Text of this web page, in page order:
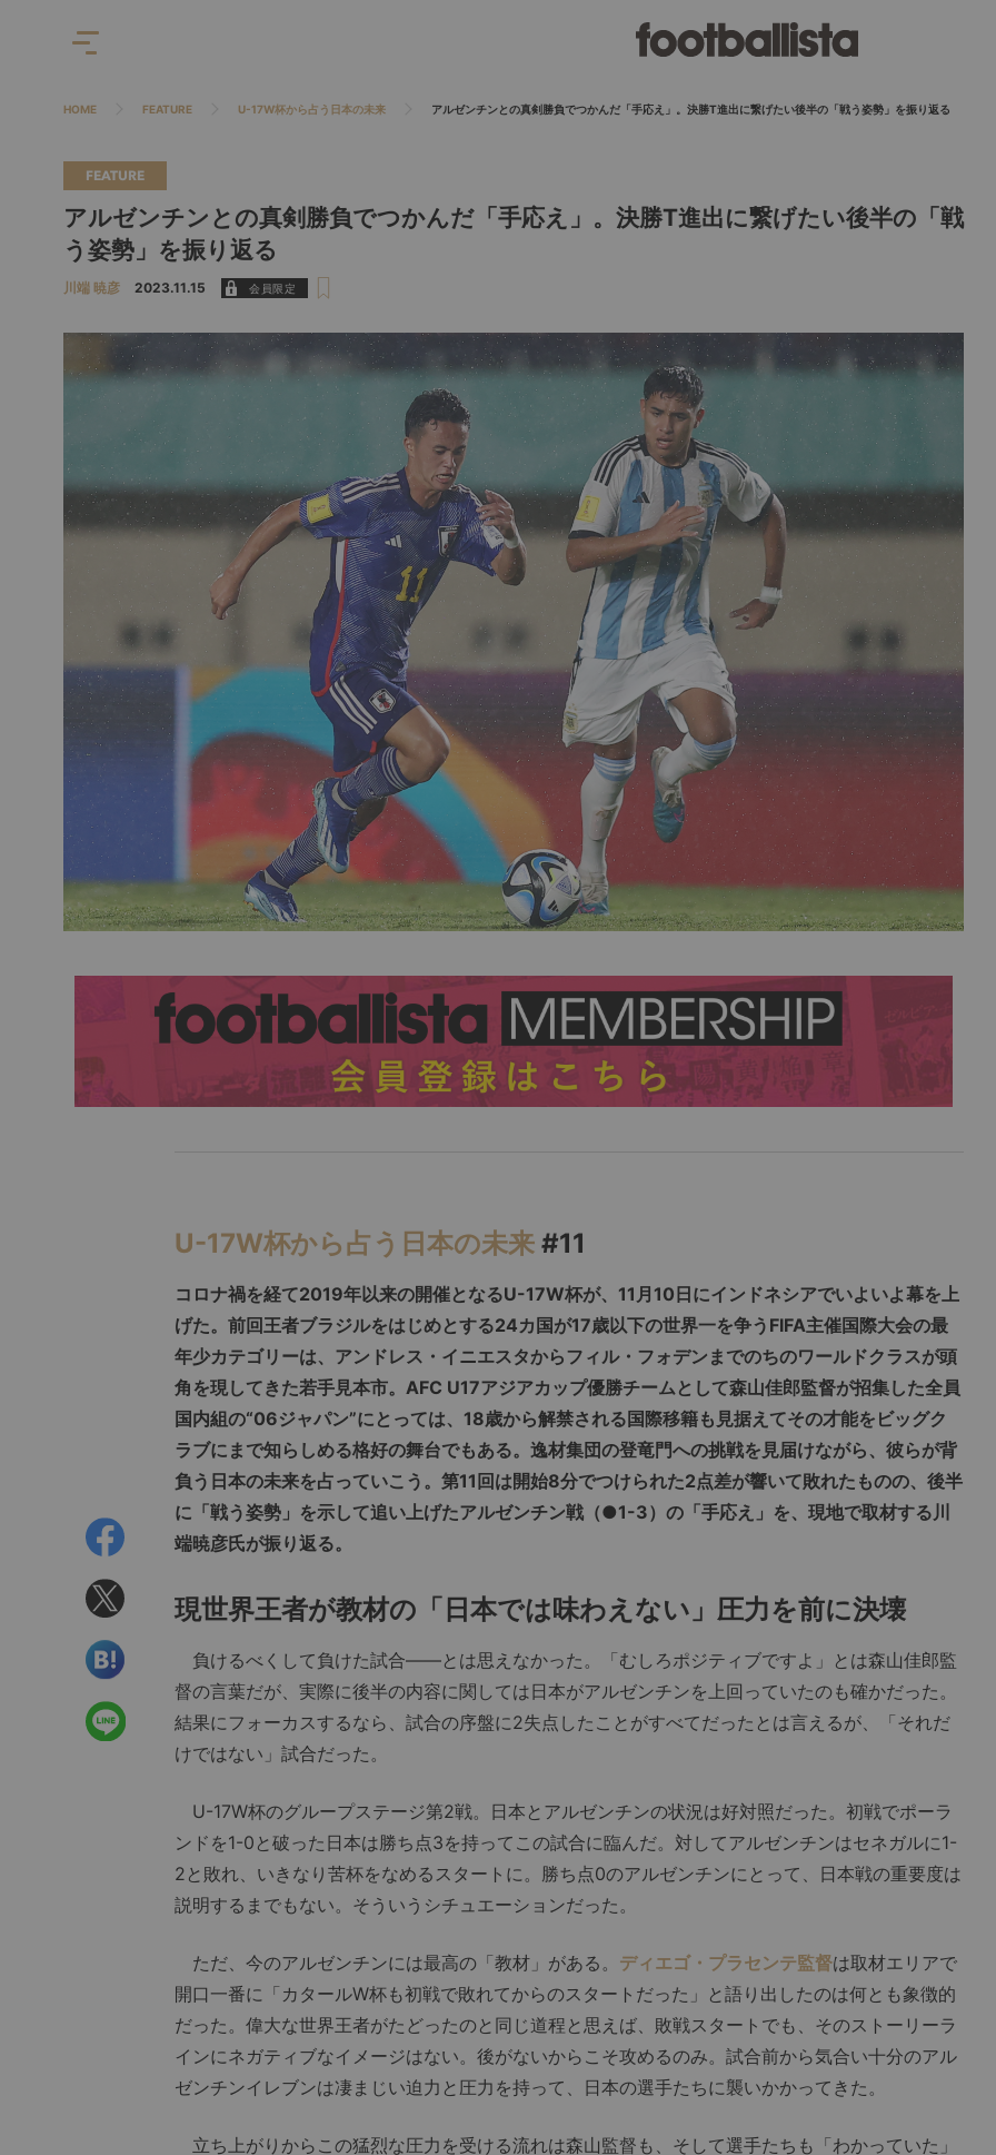
HOME FEATURE U-17W杯から占う日本の未来 アルゼンチンとの真剣勝負でつかんだ「手応え」。決勝T進出に繋げたい後半の「戦う姿勢」を振り返る
FEATURE
アルゼンチンとの真剣勝負でつかんだ「手応え」。決勝T進出に繋げたい後半の「戦
う姿勢」を振り返る
川端 暁彦 2023.11.15
U-17W杯から占う日本の未来 #11
コロナ禍を経て2019年以来の開催となるU-17W杯が、11月10日にインドネシアでいよいよ幕を上
げた。前回王者ブラジルをはじめとする24カ国が17歳以下の世界一を争うFIFA主催国際大会の最
年少カテゴリーは、アンドレス・イニエスタからフィル・フォデンまでのちのワールドクラスが頭
角を現してきた若手見本市。AFC U17アジアカップ優勝チームとして森山佳郎監督が招集した全員
国内組の“06ジャパン”にとっては、18歳から解禁される国際移籍も見据えてその才能をビッグク
ラブにまで知らしめる格好の舞台でもある。逸材集団の登竜門への挑戦を見届けながら、彼らが背
負う日本の未来を占っていこう。第11回は開始8分でつけられた2点差が響いて敗れたものの、後半
に「戦う姿勢」を示して追い上げたアルゼンチン戦（●1-3）の「手応え」を、現地で取材する川
端暁彦氏が振り返る。
現世界王者が教材の「日本では味わえない」圧力を前に決壊
負けるべくして負けた試合——とは思えなかった。「むしろポジティブですよ」とは森山佳郎監
督の言葉だが、実際に後半の内容に関しては日本がアルゼンチンを上回っていたのも確かだった。
結果にフォーカスするなら、試合の序盤に2失点したことがすべてだったとは言えるが、「それだ
けではない」試合だった。
U-17W杯のグループステージ第2戦。日本とアルゼンチンの状況は好対照だった。初戦でポーラ
ンドを1-0と破った日本は勝ち点3を持ってこの試合に臨んだ。対してアルゼンチンはセネガルに1-
2と敗れ、いきなり苦杯をなめるスタートに。勝ち点0のアルゼンチンにとって、日本戦の重要度は
説明するまでもない。そういうシチュエーションだった。
ただ、今のアルゼンチンには最高の「教材」がある。 ディエゴ・プラセンテ監督は取材エリアで
開口一番に「カタールW杯も初戦で敗れてからのスタートだった」と語り出したのは何とも象徴的
だった。偉大な世界王者がたどったのと同じ道程と思えば、敗戦スタートでも、そのストーリーラ
インにネガティブなイメージはない。後がないからこそ攻めるのみ。試合前から気合い十分のアル
ゼンチンイレブンは凄まじい迫力と圧力を持って、日本の選手たちに襲いかかってきた。
立ち上がりからこの猛烈な圧力を受ける流れは森山監督も、そして選手たちも「わかっていた」